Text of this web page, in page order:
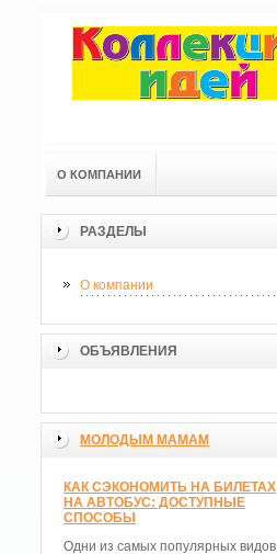
О КОМПАНИИ
РАЗДЕЛЫ
О компании
ОБЪЯВЛЕНИЯ
МОЛОДЫМ МАМАМ
КАК СЭКОНОМИТЬ НА БИЛЕТАХ
НА АВТОБУС: ДОСТУПНЫЕ
СПОСОБЫ
Одни из самых популярных видов